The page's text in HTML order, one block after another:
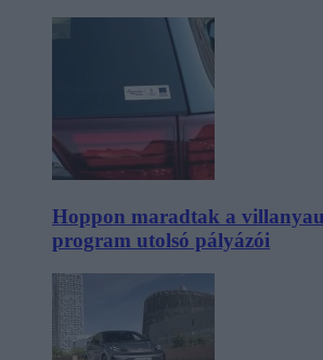
Hoppon maradtak a
program utolsó pályázói